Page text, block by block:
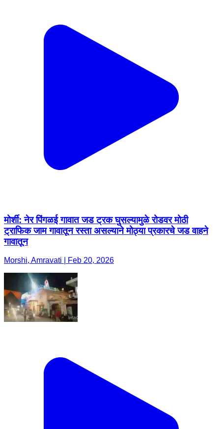
मोर्शी: नेर पिंगळई गावात जड ट्रक घुसल्यामुळे रोडवर मोठी
ट्राफिक जाम गावातून रस्ता असल्याने मोठ्या प्रकारचे जड वाहने
गावातून
Morshi, Amravati | Feb 20, 2026